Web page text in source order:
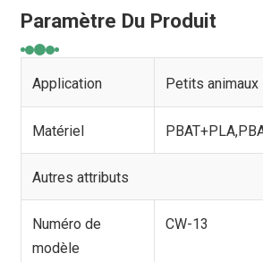
Paramètre Du Produit
Application Petits animaux
Matériel
Autres attributs
Numéro de
modèle
CW-13